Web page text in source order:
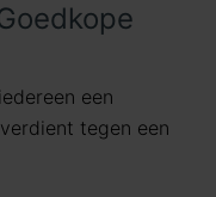
een
tegen een